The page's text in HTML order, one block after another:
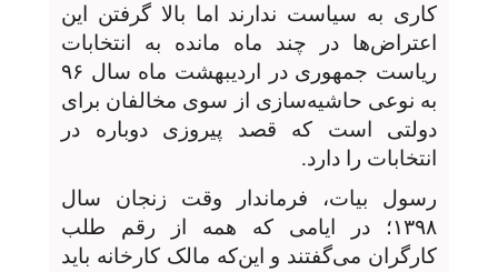
کاری به سیاست ندارند اما بالا گرفتن این
اعتراض‌ها در چند ماه مانده به انتخابات
ریاست جمهوری در اردیبهشت ماه سال ۹۶
به نوعی حاشیه‌سازی از سوی مخالفان برای
دولتی است که قصد پیروزی دوباره در
انتخابات را دارد.
رسول بیات، فرماندار وقت زنجان سال
۱۳۹۸؛ در ایامی که همه از رقم طلب
کارگران می‌گفتند و این‌که مالک کارخانه باید